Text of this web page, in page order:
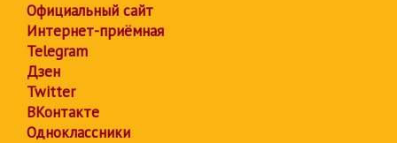
Официальный сайт
Интернет-приёмная
Telegram
Дзен
Twitter
ВКонтакте
Одноклассники